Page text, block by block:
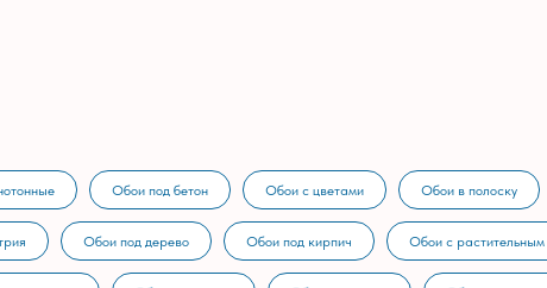
Обои под бетон Обои с цветами Обои в полоску
Обои под дерево Обои под кирпич Обои с растительным